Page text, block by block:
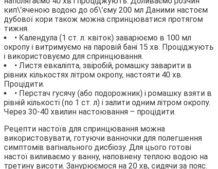
кип\’яченою водою до об\’єму 200 мл Даними настоєм
дубової кори також можна спринцюватися протягом
тижня.
• Календула (1 ст. л. квіток) заварюємо в 100 мл
окропу і витримуємо на паровій бані 15 хв. Проціджують
і використовуємо для спринцювання.
• Листя евкаліпта, звіробій, ромашку заварити в
рівних кількостях літром окропу, настояти 40 хв.
Процідити.
• Перстач гусячу (або подорожник) і ромашку взяти в
рівній кількості (по 1 ст. л) і залити одним літром окропу.
Через 30-40 хвилин настоювання – процідити.
Рецепти настоїв для спринцювання можна
використовувати, готуючи ванночки для полегшення
симптомів вагінального дисбіозу. Для цього готові
настої виливаємо у ванну, наповнену теплою водою на
третину висоти. Занурюємося на 20 хв, сидячи за пояс.